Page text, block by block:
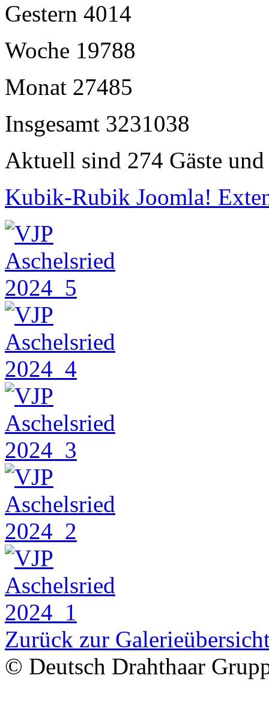
Gestern 4014
Woche 19788
Monat 27485
Insgesamt 3231038
Aktuell sind 274 Gäste
Kubik-Rubik Joomla!
Zurück zur
© Deutsch Drahthaar